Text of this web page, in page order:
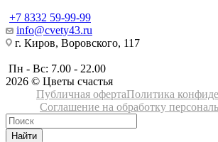
+7 8332 59-99-99
info@cvety43.ru
г. Киров, Воровского, 117
Пн - Вс: 7.00 - 22.00
2026 © Цветы счастья
Публичная офертаПолитика
Соглашение на обработку
Найти